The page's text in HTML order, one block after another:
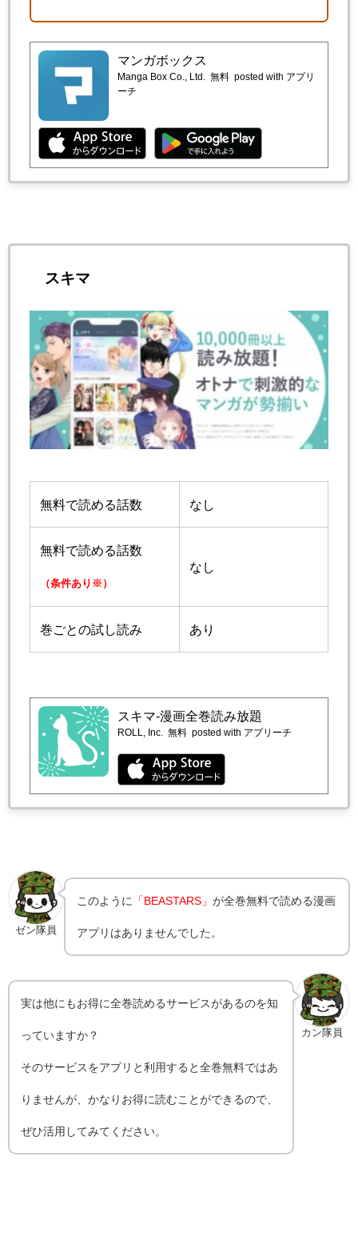
マンガボックス
Manga Box Co., Ltd. 無料 posted with アプリ
ーチ
スキマ
無料で読める話数 なし
無料で読める話数
（条件あり※）
なし
巻ごとの試し読み あり
スキマ-漫画全巻読み放題
ROLL, Inc. 無料 posted with アプリーチ
ゼン隊員
このように 「BEASTARS」が全巻無料で読める漫画
アプリはありませんでした。
カン隊員
実は他にもお得に全巻読めるサービスがあるのを知
っていますか？
そのサービスをアプリと利用すると全巻無料ではあ
りませんが、かなりお得に読むことができるので、
ぜひ活用してみてください。